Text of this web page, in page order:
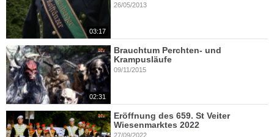
03:17
26/05/2013
02:31
Brauchtum Perchten- und
Krampusläufe
09/11/2015
Eröffnung des 659. St Veiter
Wiesenmarktes 2022
27/09/2022